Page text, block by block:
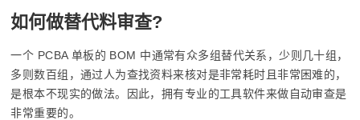
如何做替代料审查?
一个 PCBA 单板的 BOM 中通常有众多组替代关系，少则几十组，
多则数百组，通过人为查找资料来核对是非常耗时且非常困难的，
是根本不现实的做法。因此，拥有专业的工具软件来做自动审查是
非常重要的。